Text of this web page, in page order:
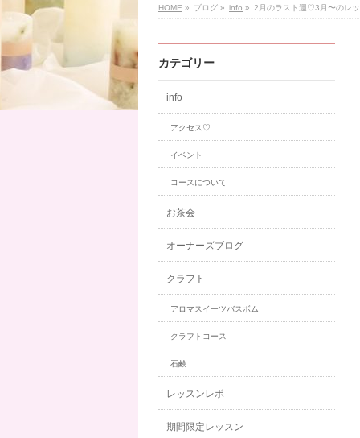
HOME » ブログ » info » 2月のラスト週♡3月〜のレ
カテゴリー
info
アクセス♡
イベント
コースについて
お茶会
オーナーズブログ
クラフト
アロマスイーツバスボム
クラフトコース
石鹸
レッスンレポ
期間限定レッスン